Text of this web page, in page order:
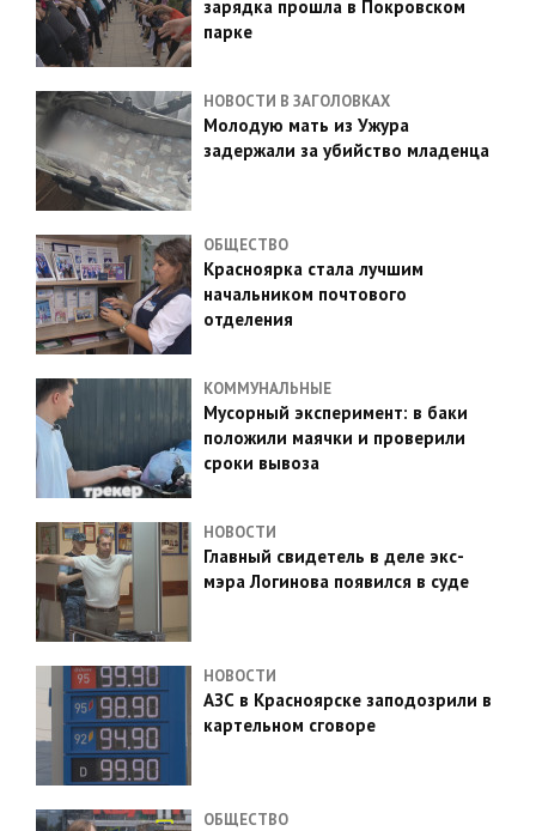
зарядка прошла в Покровском
парке
НОВОСТИ В ЗАГОЛОВКАХ
Молодую мать из Ужура
задержали за убийство младенца
ОБЩЕСТВО
Красноярка стала лучшим
начальником почтового
отделения
КОММУНАЛЬНЫЕ
Мусорный эксперимент: в баки
положили маячки и проверили
сроки вывоза
НОВОСТИ
Главный свидетель в деле экс-
мэра Логинова появился в суде
НОВОСТИ
АЗС в Красноярске заподозрили в
картельном сговоре
ОБЩЕСТВО